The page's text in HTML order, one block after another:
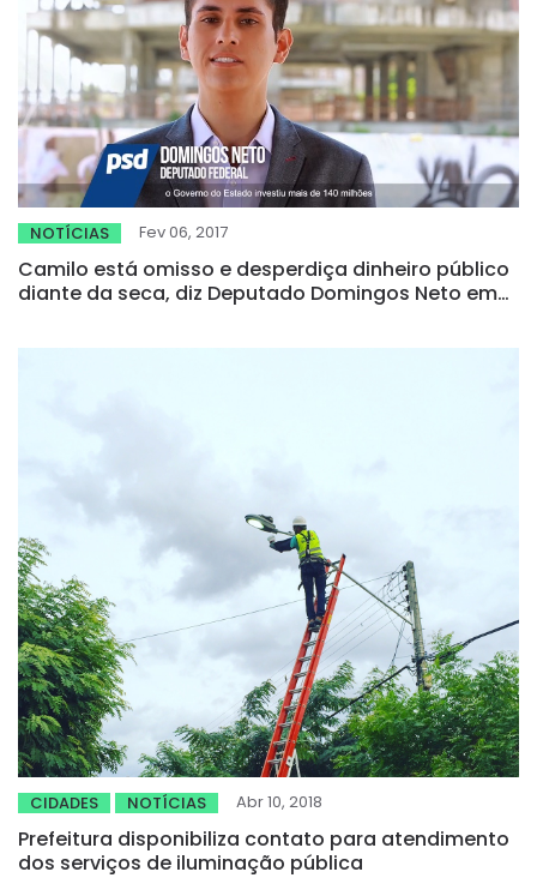
NOTÍCIAS Fev 06, 2017
Camilo está omisso e desperdiça dinheiro público
diante da seca, diz Deputado Domingos Neto em
CIDADES NOTÍCIAS Abr 10, 2018
Prefeitura disponibiliza contato para atendimento
dos serviços de iluminação pública